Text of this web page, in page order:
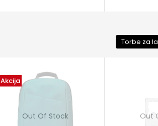
Torbe za
Akcija
Out Of Stock Out